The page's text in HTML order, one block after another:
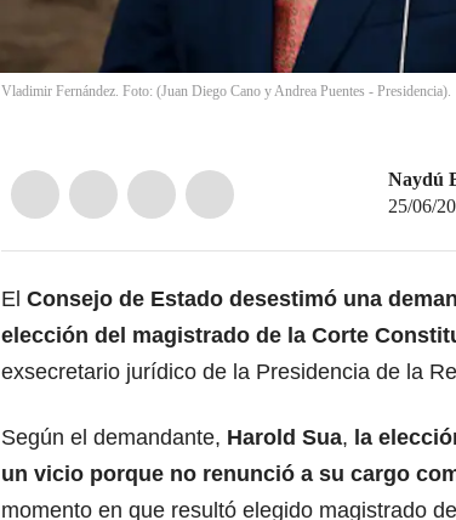
Vladimir Fernández. Foto: (Juan Diego Cano y Andrea Puentes - Presidencia).
Naydú
25/06/
El Consejo de Estado desestimó una
elección del magistrado de la Corte
exsecretario jurídico de la Presidencia de la
Según el demandante, Harold Sua, la
un vicio porque no renunció a su cargo
momento en que resultó elegido magistrado